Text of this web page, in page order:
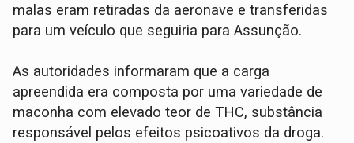
malas eram retiradas da aeronave e transferidas
para um veículo que seguiria para Assunção.
As autoridades informaram que a carga
apreendida era composta por uma variedade de
maconha com elevado teor de THC, substância
responsável pelos efeitos psicoativos da droga.